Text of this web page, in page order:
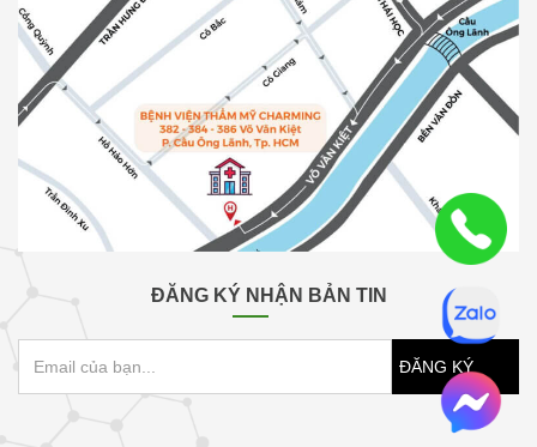
ĐĂNG KÝ NHẬN BẢN TIN
ĐĂNG KÝ